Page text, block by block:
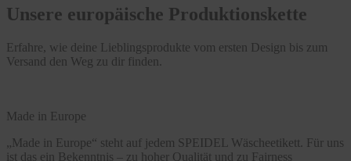
Unsere europäische Produktionskette
Erfahre, wie deine Lieblingsprodukte vom ersten Design bis zum
Versand den Weg zu dir finden.
Made in Europe
„Made in Europe“ steht auf jedem SPEIDEL Wäscheetikett. Für uns
ist das ein Bekenntnis – zu hoher Qualität und zu Fairness